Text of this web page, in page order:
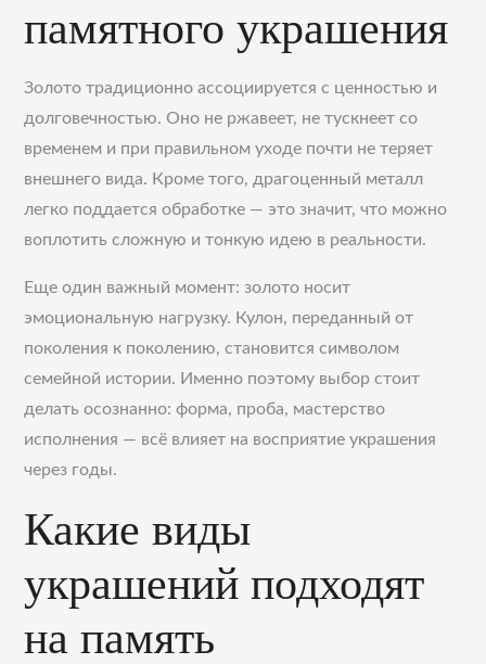
памятного украшения
Золото традиционно ассоциируется с ценностью и
долговечностью. Оно не ржавеет, не тускнеет со
временем и при правильном уходе почти не теряет
внешнего вида. Кроме того, драгоценный металл
легко поддается обработке — это значит, что можно
воплотить сложную и тонкую идею в реальности.
Еще один важный момент: золото носит
эмоциональную нагрузку. Кулон, переданный от
поколения к поколению, становится символом
семейной истории. Именно поэтому выбор стоит
делать осознанно: форма, проба, мастерство
исполнения — всё влияет на восприятие украшения
через годы.
Какие виды
украшений подходят
на память